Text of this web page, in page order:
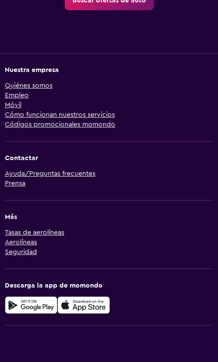
Nuestra empresa
Quiénes somos
Empleo
Móvil
Cómo funcionan nuestros servicios
Códigos promocionales momondo
Contactar
Ayuda/Preguntas frecuentes
Prensa
Más
Tasas de aerolíneas
Aerolíneas
Seguridad
Descarga la app de momondo